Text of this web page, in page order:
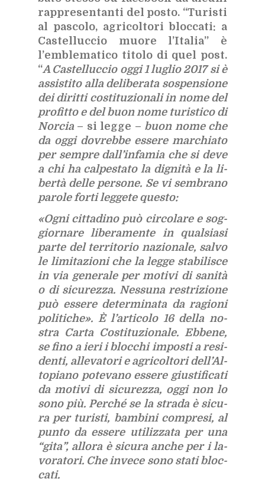
rap­pre­sen­tan­ti del po­sto. “Tu­ri­sti
al pa­sco­lo, agri­col­to­ri bloc­ca­ti: a
Ca­stel­luc­cio muo­re l’I­ta­lia” è
l’em­ble­ma­ti­co ti­to­lo di quel post.
“A Ca­stel­luc­cio oggi 1 lu­glio 2017 si è
as­si­sti­to alla de­li­be­ra­ta so­spen­sio­ne
dei di­rit­ti co­sti­tu­zio­na­li in nome del
pro­fit­to e del buon nome tu­ri­sti­co di
Nor­cia – si leg­ge – buon nome che
da oggi do­vreb­be es­se­re mar­chia­to
per sem­pre dal­l’in­fa­mia che si deve
a chi ha cal­pe­sta­to la di­gni­tà e la li­
ber­tà del­le per­so­ne. Se vi sem­bra­no
pa­ro­le for­ti leg­ge­te que­sto:
«Ogni cit­ta­di­no può cir­co­la­re e sog­
gior­na­re li­be­ra­men­te in qual­sia­si
par­te del ter­ri­to­rio na­zio­na­le, sal­vo
le li­mi­ta­zio­ni che la leg­ge sta­bi­li­sce
in via ge­ne­ra­le per mo­ti­vi di sa­ni­tà
o di si­cu­rez­za. Nes­su­na re­stri­zio­ne
può es­se­re de­ter­mi­na­ta da ra­gio­ni
po­li­ti­che». È l’ar­ti­co­lo 16 del­la no­
stra Car­ta Co­sti­tu­zio­na­le. Eb­be­ne,
se fino a ieri i bloc­chi im­po­sti a re­si­
den­ti, al­le­va­to­ri e agri­col­to­ri del­l’Al­
to­pia­no po­te­va­no es­se­re giu­sti­fi­ca­ti
da mo­ti­vi di si­cu­rez­za, oggi non lo
sono più. Per­ché se la stra­da è si­cu­
ra per tu­ri­sti, bam­bi­ni com­pre­si, al
pun­to da es­se­re uti­liz­za­ta per una
“gita”, al­lo­ra è si­cu­ra an­che per i la­
vo­ra­to­ri. Che in­ve­ce sono sta­ti bloc­
ca­ti.